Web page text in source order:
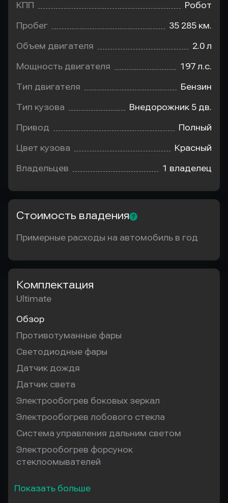
КПП Робот
Пробег 35 285 км.
Объем двигателя 2.0 л
Мощность двигателя 197 л.с.
Тип двигателя Бензин
Тип кузова Внедорожник 5 дв.
Привод Полный
Цвет кузова Красный
Владельцев 1 владелец
Стоимость владения
Примерные расходы на автомобиль в год
Комплектация
Ultimate
Обзор
Противотуманные фары
Светодиодные фары
Датчик дождя
Датчик света
Электрообогрев боковых зеркал
Электрообогрев лобового стекла
Система управления дальним светом
Электрообогрев форсунок
стеклоомывателей
Показать больше